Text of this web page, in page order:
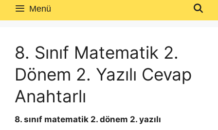
Menü
8. Sınıf Matematik 2.
Dönem 2. Yazılı Cevap
Anahtarlı
8. sınıf matematik 2. dönem 2. yazılı